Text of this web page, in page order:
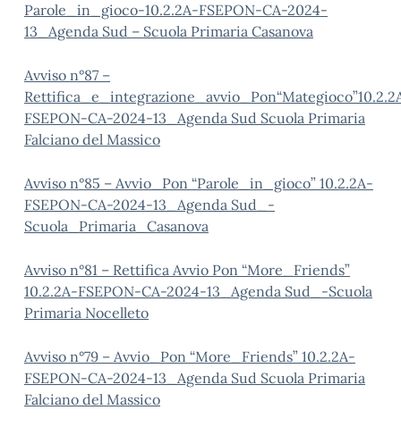
Parole_in_gioco-10.2.2A-FSEPON-CA-2024-
13_Agenda Sud – Scuola Primaria Casanova
Avviso n°87 –
FSEPON-CA-2024-13_Agenda Sud Scuola Primaria
Falciano del Massico
Avviso n°85 – Avvio_Pon “Parole_in_gioco” 10.2.2A-
FSEPON-CA-2024-13_Agenda Sud_-
Scuola_Primaria_Casanova
Avviso n°81 – Rettifica Avvio Pon “More_Friends”
10.2.2A-FSEPON-CA-2024-13_Agenda Sud_-Scuola
Primaria Nocelleto
Avviso n°79 – Avvio_Pon “More_Friends” 10.2.2A-
FSEPON-CA-2024-13_Agenda Sud Scuola Primaria
Falciano del Massico